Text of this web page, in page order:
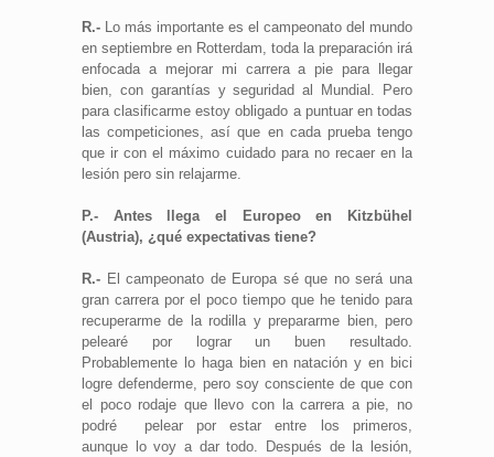
R.- Lo más importante es el campeonato del mundo
en septiembre en Rotterdam, toda la preparación irá
enfocada a mejorar mi carrera a pie para llegar
bien, con garantías y seguridad al Mundial. Pero
para clasificarme estoy obligado a puntuar en todas
las competiciones, así que en cada prueba tengo
que ir con el máximo cuidado para no recaer en la
lesión pero sin relajarme.
P.- Antes llega el Europeo en Kitzbühel
(Austria), ¿qué expectativas tiene?
R.- El campeonato de Europa sé que no será una
gran carrera por el poco tiempo que he tenido para
recuperarme de la rodilla y prepararme bien, pero
pelearé por lograr un buen resultado.
Probablemente lo haga bien en natación y en bici
logre defenderme, pero soy consciente de que con
el poco rodaje que llevo con la carrera a pie, no
podré pelear por estar entre los primeros,
aunque lo voy a dar todo. Después de la lesión,